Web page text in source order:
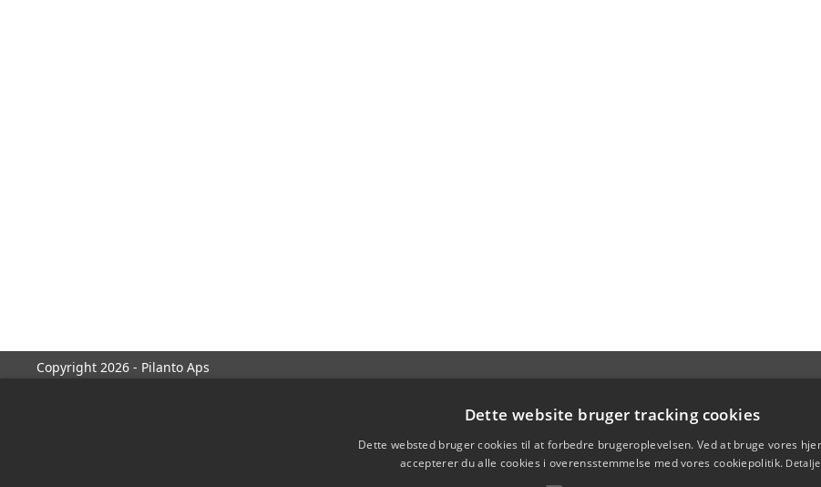
Copyright 2026 - Pilanto Aps
Dette website bruger tracking cookies
Dette websted bruger cookies til at forbedre brugeroplevelsen. Ved at bruge vores
accepterer du alle cookies i overensstemmelse med vores cookiepolitik.